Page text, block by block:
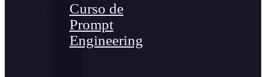
Curso de
Prompt
Engineering